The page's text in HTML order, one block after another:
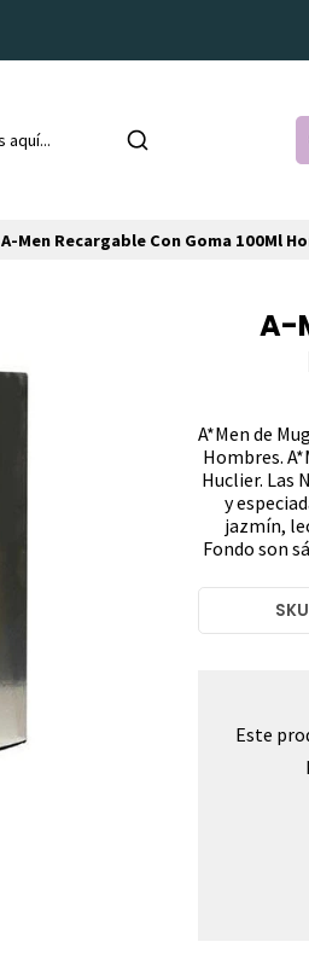
A-Men Recargable Con Goma 100Ml
A-
A*Men de
Hombres.
Huclier. Las
y
jazmín,
Fondo son
Este